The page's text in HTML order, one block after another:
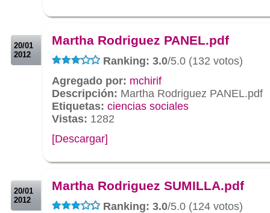
20/01
2012
Martha Rodriguez PANEL.pdf
Ranking: 3.0/5.0 (132 votos)
Agregado por: mchirif
Descripción: Martha Rodriguez PANEL.pdf
Etiquetas: ciencias sociales
Vistas: 1282
[Descargar]
20/01
2012
Martha Rodriguez SUMILLA.pdf
Ranking: 3.0/5.0 (124 votos)